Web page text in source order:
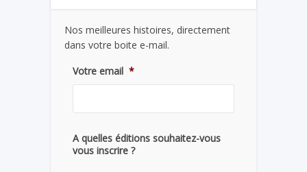
Nos meilleures histoires, directement
dans votre boite e-mail.
Votre email *
A quelles éditions souhaitez-vous
vous inscrire ?